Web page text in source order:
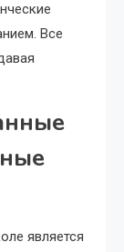
Все
является